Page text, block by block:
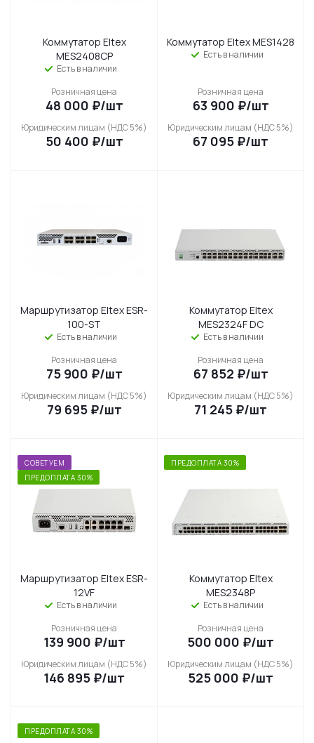
Коммутатор Eltex
MES2408CP
Есть в наличии
Розничная цена
48 000 ₽/шт
Юридическим лицам (НДС 5%)
50 400 ₽/шт
Коммутатор Eltex MES1428
Есть в наличии
Розничная цена
63 900 ₽/шт
Юридическим лицам (НДС 5%)
67 095 ₽/шт
Маршрутизатор Eltex ESR-
100-ST
Есть в наличии
Розничная цена
75 900 ₽/шт
Юридическим лицам (НДС 5%)
79 695₽/шт
Коммутатор Eltex
MES2324F DC
Есть в наличии
Розничная цена
67 852 ₽/шт
Юридическим лицам (НДС 5%)
71 245 ₽/шт
СОВЕТУЕМ
ПРЕДОПЛАТА 30%
Маршрутизатор Eltex ESR-
12VF
Есть в наличии
Розничная цена
139 900 ₽/шт
Юридическим лицам (НДС 5%)
146 895 ₽/шт
ПРЕДОПЛАТА 30%
Коммутатор Eltex
MES2348P
Есть в наличии
Розничная цена
500 000 ₽/шт
Юридическим лицам (НДС 5%)
525 000 ₽/шт
ПРЕДОПЛАТА 30%